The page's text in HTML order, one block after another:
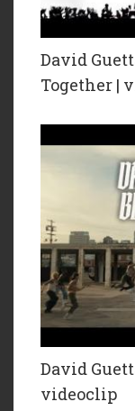
David
Together |
David
videoclip